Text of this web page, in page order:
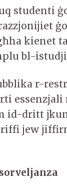
studenti
kienet
bl-
r-
id-dritt
jew